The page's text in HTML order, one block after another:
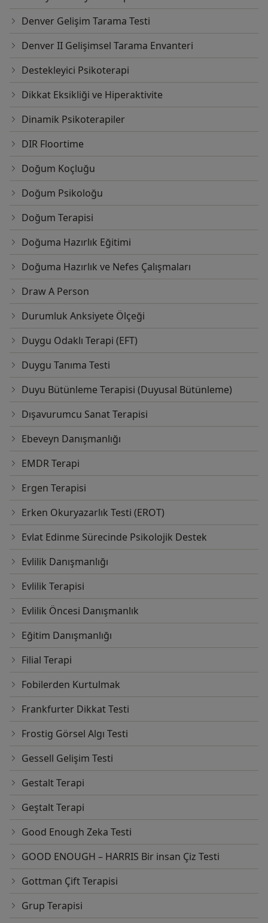
Denver Gelişim Tarama Testi
Denver II Gelişimsel Tarama Envanteri
Destekleyici Psikoterapi
Dikkat Eksikliği ve Hiperaktivite
Dinamik Psikoterapiler
DIR Floortime
Doğum Koçluğu
Doğum Psikoloğu
Doğum Terapisi
Doğuma Hazırlık Eğitimi
Doğuma Hazırlık ve Nefes Çalışmaları
Draw A Person
Durumluk Anksiyete Ölçeği
Duygu Odaklı Terapi (EFT)
Duygu Tanıma Testi
Duyu Bütünleme Terapisi (Duyusal Bütünleme)
Dışavurumcu Sanat Terapisi
Ebeveyn Danışmanlığı
EMDR Terapi
Ergen Terapisi
Erken Okuryazarlık Testi (EROT)
Evlat Edinme Sürecinde Psikolojik Destek
Evlilik Danışmanlığı
Evlilik Terapisi
Evlilik Öncesi Danışmanlık
Eğitim Danışmanlığı
Filial Terapi
Fobilerden Kurtulmak
Frankfurter Dikkat Testi
Frostig Görsel Algı Testi
Gessell Gelişim Testi
Gestalt Terapi
Geştalt Terapi
Good Enough Zeka Testi
GOOD ENOUGH – HARRIS Bir insan Çiz Testi
Gottman Çift Terapisi
Grup Terapisi